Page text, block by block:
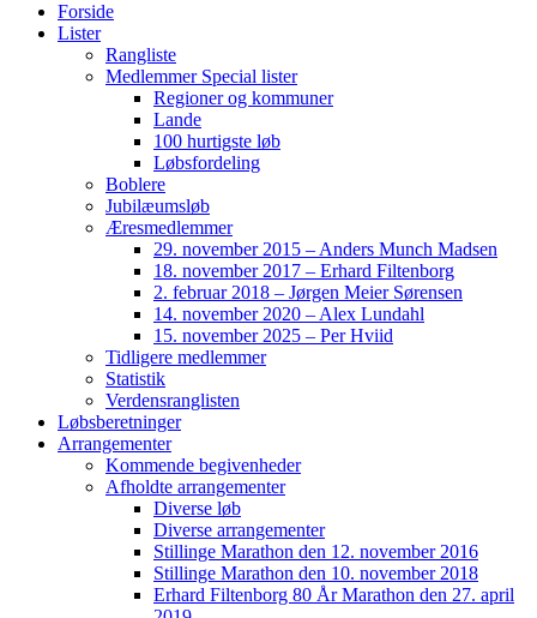
Forside
Lister
Rangliste
Medlemmer Special lister
Regioner og kommuner
Lande
100 hurtigste løb
Løbsfordeling
Boblere
Jubilæumsløb
Æresmedlemmer
29. november 2015 – Anders Munch Madsen
18. november 2017 – Erhard Filtenborg
2. februar 2018 – Jørgen Meier Sørensen
14. november 2020 – Alex Lundahl
15. november 2025 – Per Hviid
Tidligere medlemmer
Statistik
Verdensranglisten
Løbsberetninger
Arrangementer
Kommende begivenheder
Afholdte arrangementer
Diverse løb
Diverse arrangementer
Stillinge Marathon den 12. november 2016
Stillinge Marathon den 10. november 2018
Erhard Filtenborg 80 År Marathon den 27. april